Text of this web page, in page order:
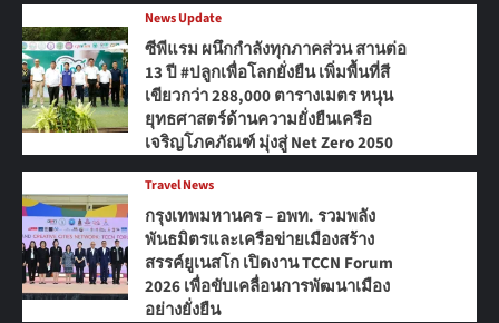
News Update
ซีพีแรม ผนึกกำลังทุกภาคส่วน สานต่อ
13 ปี #ปลูกเพื่อโลกยั่งยืน เพิ่มพื้นที่สี
เขียวกว่า 288,000 ตารางเมตร หนุน
ยุทธศาสตร์ด้านความยั่งยืนเครือ
เจริญโภคภัณฑ์ มุ่งสู่ Net Zero 2050
Travel News
กรุงเทพมหานคร – อพท. รวมพลัง
พันธมิตรและเครือข่ายเมืองสร้าง
สรรค์ยูเนสโก เปิดงาน TCCN Forum
2026 เพื่อขับเคลื่อนการพัฒนาเมือง
อย่างยั่งยืน